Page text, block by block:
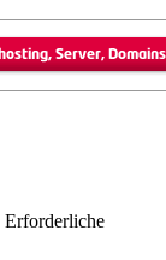
Erforderliche